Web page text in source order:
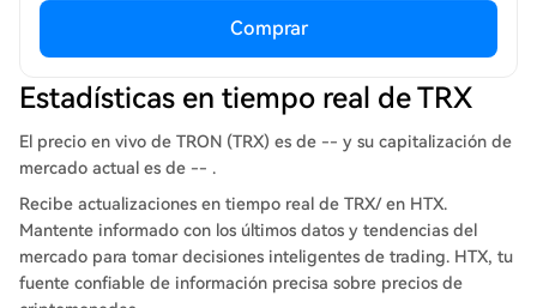
Comprar
Estadísticas en tiempo real de TRX
El precio en vivo de TRON (TRX) es de -- y su capitalización de
mercado actual es de -- .
Recibe actualizaciones en tiempo real de TRX/ en HTX.
Mantente informado con los últimos datos y tendencias del
mercado para tomar decisiones inteligentes de trading. HTX, tu
fuente confiable de información precisa sobre precios de